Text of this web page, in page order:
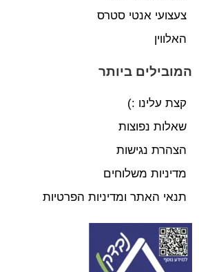
צעצועי אנטי סטרס
האלווין
המובילים ביותר
קצת עלינו :)
שאלות נפוצות
הצהרת נגישות
מדיניות משלוחים
תנאי האתר ומדיניות הפרטיות